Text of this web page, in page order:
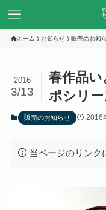
ホーム お知らせ 販売のお知
春作品
ポシリ
2016
3/13
販売のお知らせ 2016
当ページのリンク